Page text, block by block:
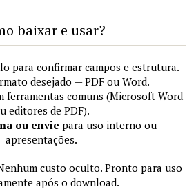
baixar e usar?
para confirmar campos e estrutura.
desejado — PDF ou Word.
ferramentas comuns (Microsoft Word
editores de PDF).
ou envie para uso interno ou
apresentações.
custo oculto. Pronto para uso
após o download.